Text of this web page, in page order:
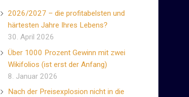
2026/2027 – die profitabelsten und
härtesten Jahre Ihres Lebens?
30. April 2026
Über 1000 Prozent Gewinn mit zwei
Wikifolios (ist erst der Anfang)
8. Januar 2026
Nach der Preisexplosion nicht in die